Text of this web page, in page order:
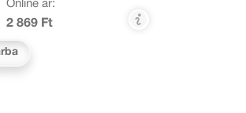
Online ár:
2 869 Ft